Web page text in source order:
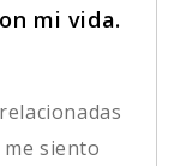
mi vida.
siento